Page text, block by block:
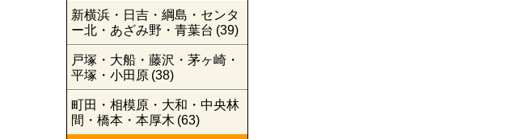
新横浜・日吉・綱島・センタ
ー北・あざみ野・青葉台 (39)
戸塚・大船・藤沢・茅ヶ崎・
平塚・小田原 (38)
町田・相模原・大和・中央林
間・橋本・本厚木 (63)